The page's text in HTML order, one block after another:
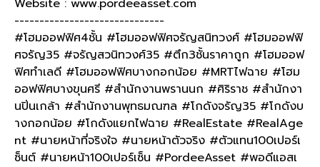
Website : www.pordeeasset.com
------------------------------
#โฮมออฟฟิศ4ชั้น #โฮมออฟฟิศจรัญสนิทวงศ์ #โฮมออฟฟิ
ศจรัญ35 #จรัญสวนิทวงศ์35 #ตึก3ชั้นราคาถูก #โฮมออฟ
ฟิศทำเลดี #โฮมออฟฟิศบางกอกน้อย #MRTไฟฉาย #โฮม
ออฟฟิศบางขุนศรี #สำนักงานพรานนก #ศิริราช #สำนักงา
นปิ่นเกล้า #สำนักงานพุทธมณฑล #โกดังจรัญ35 #โกดังบ
างกอกน้อย #โกดังแยกไฟฉาย #RealEstate #RealAge
nt #นายหน้าที่จริงใจ #นายหน้าตัวจริง #ตัวแทน100เปอร์เ
ซ็นต์ #นายหน้า100เปอร์เซ็น #PordeeAsset #พอดีแอสเ